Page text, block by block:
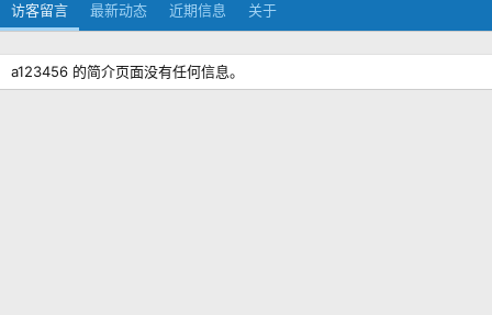
访客留言 最新动态 近期信息 关于
a123456 的简介页面没有任何信息。